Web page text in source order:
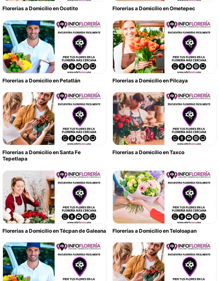
Florerías a Domicilio en Ocotito Florerías a Domicilio en Ometepec
Florerías a Domicilio en Petatlán Florerías a Domicilio en Pilcaya
Florerías a Domicilio en Santa Fe
Tepetlapa
Florerías a Domicilio en Taxco
Florerías a Domicilio en Técpan de Galeana Florerías a Domicilio en Teloloapan